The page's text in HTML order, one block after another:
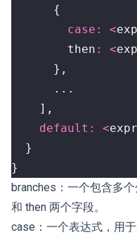
{
case : <
then : <
},
...
],
default : <
}
}
branches：一个包含多
和 then 两个字段。
case：一个表达式，用